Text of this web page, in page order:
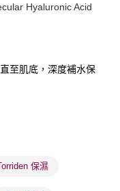
達
Hyaluronic Acid
至肌底，深度補水保
保濕